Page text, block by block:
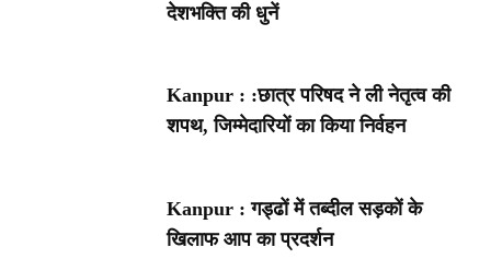
देशभक्ति की धुनें
Kanpur : :छात्र परिषद ने ली नेतृत्व की
शपथ, जिम्मेदारियों का किया निर्वहन
Kanpur : गड्ढों में तब्दील सड़कों के
खिलाफ आप का प्रदर्शन